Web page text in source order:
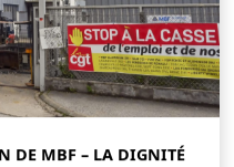
DE MBF – LA DIGNITÉ